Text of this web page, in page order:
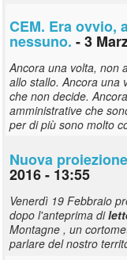
CEM. Era ovvio,
nessuno. - 3
Ancora una volta, non
allo stallo. Ancora una
che non decide.
amministrative che
per di più sono molto
Nuova
2016 - 13:55
Venerdì 19 Febbraio
dopo l'anteprima di
Montagne , un
parlare del nostro